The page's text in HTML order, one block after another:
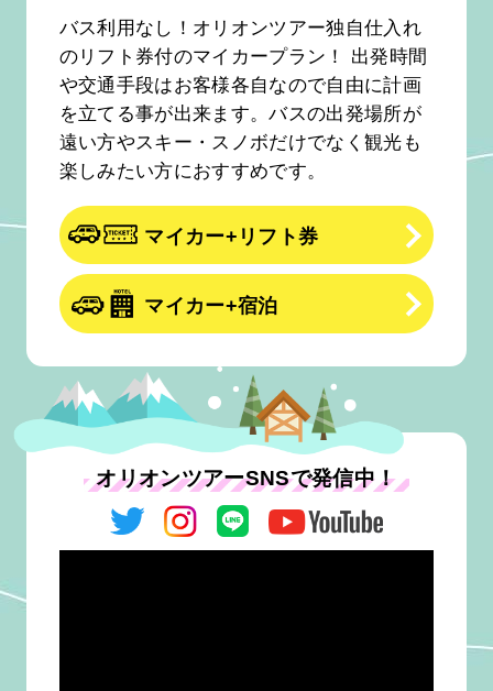
バス利用なし！オリオンツアー独自仕入れ
のリフト券付のマイカープラン！ 出発時間
や交通手段はお客様各自なので自由に計画
を立てる事が出来ます。バスの出発場所が
遠い方やスキー・スノボだけでなく観光も
楽しみたい方におすすめです。
マイカー+リフト券
マイカー+宿泊
オリオンツアーSNSで発信中！